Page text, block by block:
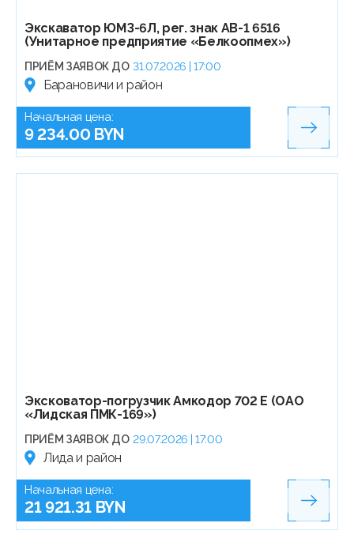
Экскаватор ЮМЗ-6Л, рег. знак АВ-1 6516
(Унитарное предприятие «Белкоопмех»)
ПРИЁМ ЗАЯВОК ДО 31.07.2026 | 17:00
Барановичи и район
Начальная цена:
9 234.00 BYN
Эксковатор-погрузчик Амкодор 702 Е (ОАО
«Лидская ПМК-169»)
ПРИЁМ ЗАЯВОК ДО 29.07.2026 | 17:00
Лида и район
Начальная цена:
21 921.31 BYN